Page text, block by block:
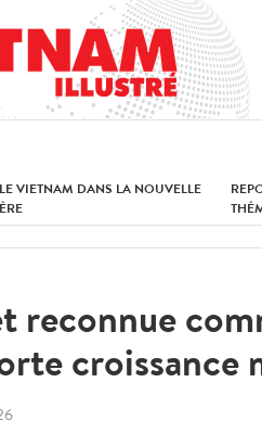
LE VIETNAM DANS LA NOUVELLE
ÈRE
reconnue
croissance